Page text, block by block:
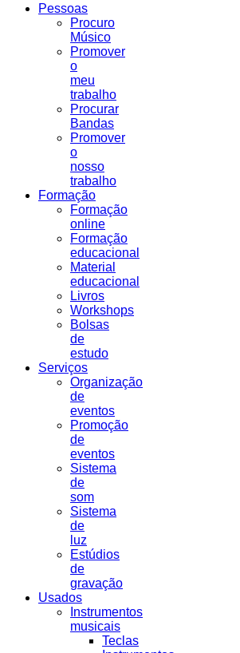
Pessoas
Procuro
Músico
Promover
o
meu
trabalho
Procurar
Bandas
Promover
o
nosso
trabalho
Formação
Formação
online
Formação
educacional
Material
educacional
Livros
Workshops
Bolsas
de
estudo
Serviços
Organização
de
eventos
Promoção
de
eventos
Sistema
de
som
Sistema
de
luz
Estúdios
de
gravação
Usados
Instrumentos
musicais
Teclas